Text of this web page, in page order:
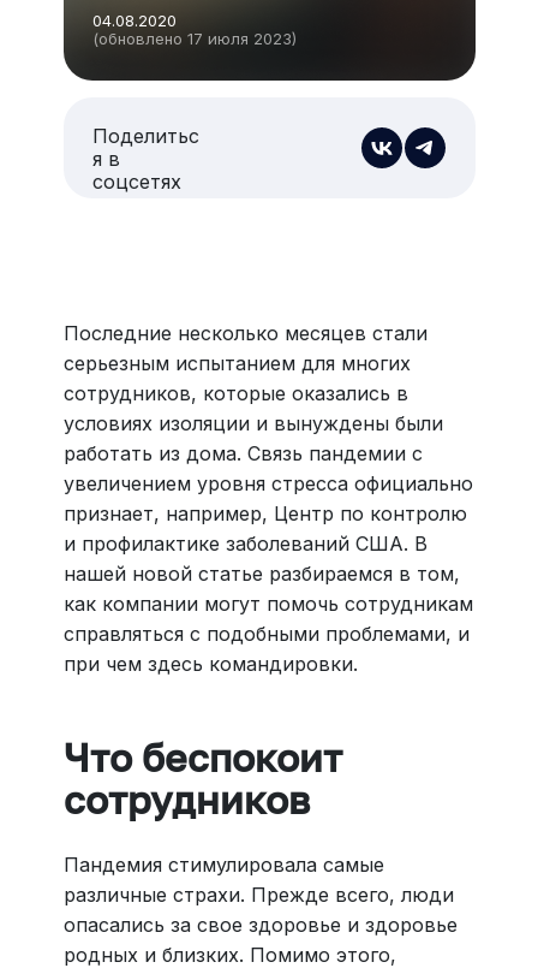
04.08.2020
(обновлено 17 июля 2023)
Поделитьс
я в
соцсетях
Последние несколько месяцев стали
серьезным испытанием для многих
сотрудников, которые оказались в
условиях изоляции и вынуждены были
работать из дома. Связь пандемии с
увеличением уровня стресса официально
признает, например, Центр по контролю
и профилактике заболеваний США. В
нашей новой статье разбираемся в том,
как компании могут помочь сотрудникам
справляться с подобными проблемами, и
при чем здесь командировки.
Что беспокоит
сотрудников
Пандемия стимулировала самые
различные страхи. Прежде всего, люди
опасались за свое здоровье и здоровье
родных и близких. Помимо этого,